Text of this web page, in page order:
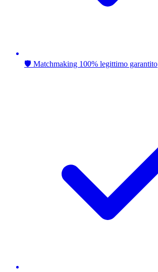
🛡️ Matchmaking 100% legittimo garantito